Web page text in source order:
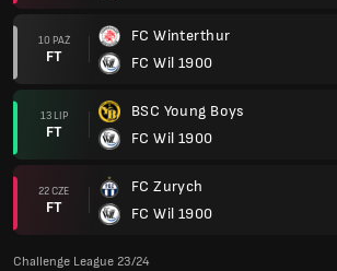
10 PAŹ
FT
FC Winterthur
FC Wil 1900
13 LIP
FT
BSC Young Boys
FC Wil 1900
22 CZE
FT
FC Zurych
FC Wil 1900
Challenge League 23/24